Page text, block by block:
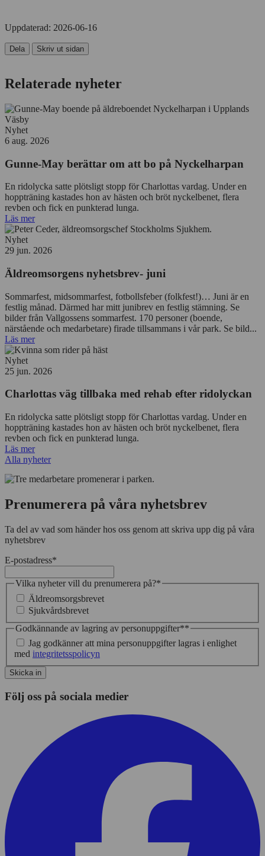
Uppdaterad: 2026-06-16
Dela Skriv ut sidan
Relaterade nyheter
Nyhet
6 aug. 2026
Gunne-May berättar om att bo på Nyckelharpan
En ridolycka satte plötsligt stopp för Charlottas vardag. Under en
hoppträning kastades hon av hästen och bröt nyckelbenet, flera
revben och fick en punkterad lunga.
Läs mer
Nyhet
29 jun. 2026
Äldreomsorgens nyhetsbrev- juni
Sommarfest, midsommarfest, fotbollsfeber (folkfest!)… Juni är en
festlig månad. Därmed har mitt junibrev en festlig stämning. Se
bilder från Vallgossens sommarfest. 170 personer (boende,
närstående och medarbetare) firade tillsammans i vår park. Se bild...
Läs mer
Nyhet
25 jun. 2026
Charlottas väg tillbaka med rehab efter ridolyckan
En ridolycka satte plötsligt stopp för Charlottas vardag. Under en
hoppträning kastades hon av hästen och bröt nyckelbenet, flera
revben och fick en punkterad lunga.
Läs mer
Alla nyheter
Prenumerera på våra nyhetsbrev
Ta del av vad som händer hos oss genom att skriva upp dig på våra
nyhetsbrev
E-postadress*
Vilka nyheter vill du prenumerera på?*
Äldreomsorgsbrevet
Sjukvårdsbrevet
Godkännande av lagring av personuppgifter**
Jag godkänner att mina personuppgifter lagras i enlighet
med integritetsspolicyn
Skicka in
Följ oss på sociala medier